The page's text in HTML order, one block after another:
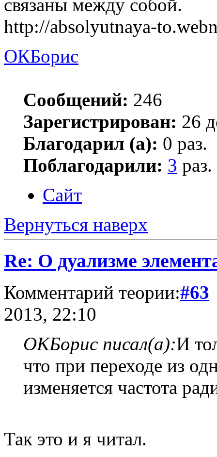
связаны между собой.
http://absolyutnaya-
ОКБорис
Сообщений: 246
Зарегистрирован: 26
Благодарил (а): 0 раз.
Поблагодарили: 3 раз.
Сайт
Вернуться наверх
Re: О дуализме
Комментарий теории:#63
2013, 22:10
ОКБорис писал(а):И
что при переходе из
изменяется частота
Так это и я читал.